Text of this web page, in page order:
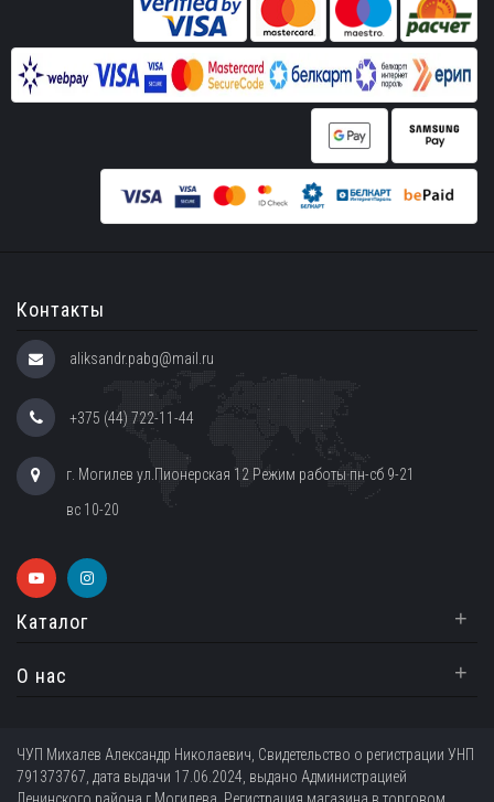
Контакты
aliksandr.pabg@mail.ru
+375 (44) 722-11-44
г. Могилев ул.Пионерская 12 Режим работы пн-сб 9-21
вс 10-20
Каталог +
О нас +
ЧУП Михалев Александр Николаевич, Свидетельство о регистрации УНП
791373767, дата выдачи 17.06.2024, выдано Администрацией